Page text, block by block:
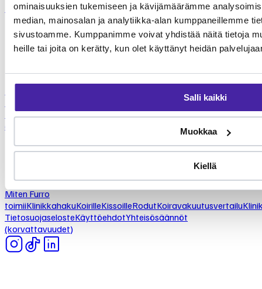
ominaisuuksien tukemiseen ja kävijämäärämme
median, mainosalan ja analytiikka-alan kumppaneillemme
sivustoamme. Kumppanimme voivat yhdistää näitä tietoja
heille tai joita on kerätty, kun olet käyttänyt heidän
Salli kaikki
Muokkaa
Kiellä
Lue lisää Furrosta
Laske hintasi
FURRO
Eteläesplanadi 2
00130 Helsinki
Koiravakuutusvertailu
TietosuojaselosteKäyttöehdotYhteisösäännöt
(korvattavuudet)
00130 Helsinki
Miten Furro
toimiiKlinikkahakuKoirilleKissoilleRodutKoiravakuutusvertailu
TietosuojaselosteKäyttöehdotYhteisösäännöt
(korvattavuudet)